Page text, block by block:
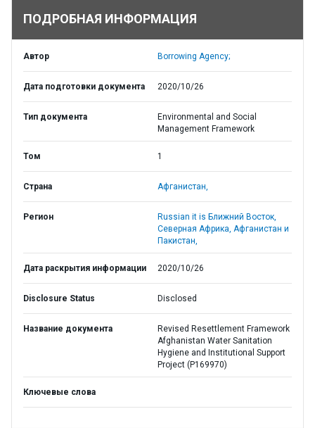
ПОДРОБНАЯ ИНФОРМАЦИЯ
Автор Borrowing Agency;
Дата подготовки документа 2020/10/26
Тип документа
Environmental and Social
Management Framework
Том 1
Страна Афганистан,
Регион
Russian it is Ближний Восток,
Северная Африка, Афганистан и
Пакистан,
Дата раскрытия информации 2020/10/26
Disclosure Status Disclosed
Название документа
Revised Resettlement Framework
Afghanistan Water Sanitation
Hygiene and Institutional Support
Project (P169970)
Ключевые слова